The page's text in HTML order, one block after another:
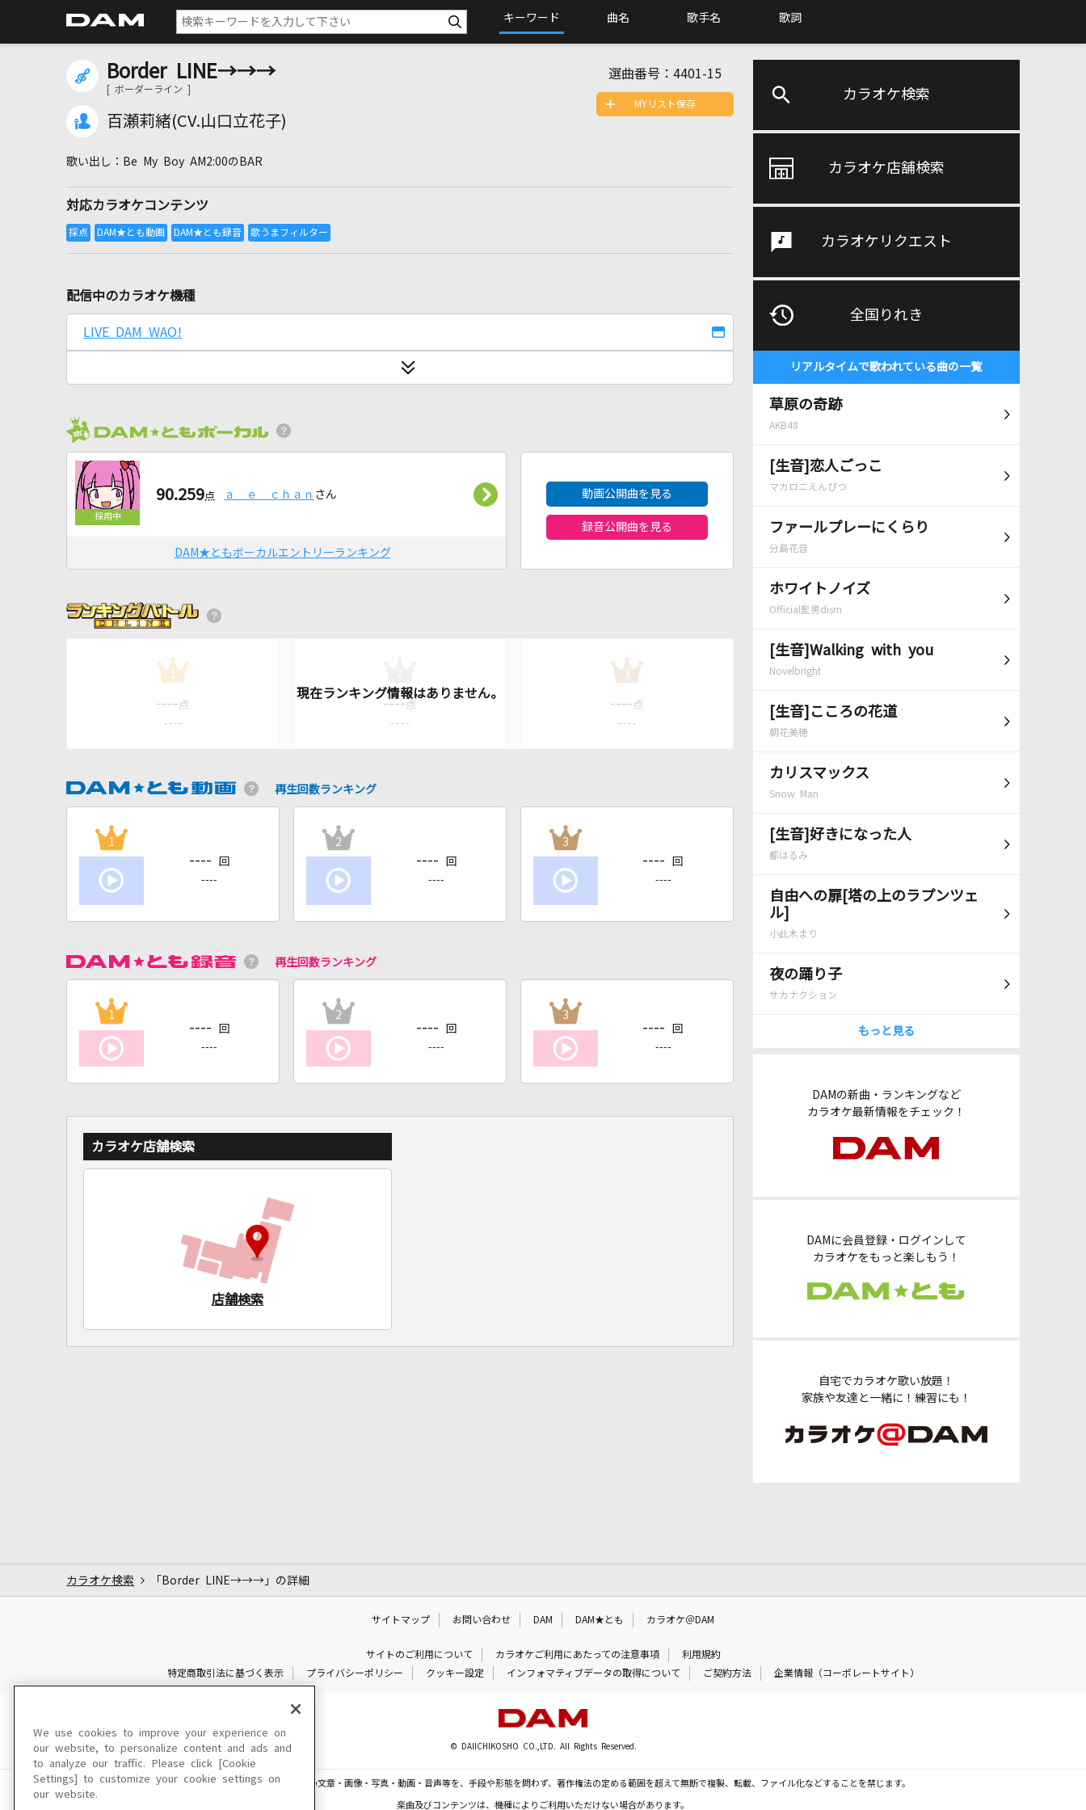
キーワード 曲名 歌手名 歌詞
カラオケ検索
カラオケ店舗検索
カラオケリクエスト
全国りれき
リアルタイムで歌われている曲の一覧
草原の奇跡
AKB48
[生音]恋人ごっこ
マカロニえんぴつ
ファールプレーにくらり
分島花音
ホワイトノイズ
Official髭男dism
[生音]Walking with you
Novelbright
[生音]こころの花道
朝花美穂
カリスマックス
Snow Man
[生音]好きになった人
都はるみ
自由への扉[塔の上のラプンツェ
ル]
小此木まり
夜の踊り子
サカナクション
もっと見る
DAMの新曲・ランキングなど
カラオケ最新情報をチェック！
DAMに会員登録・ログインして
カラオケをもっと楽しもう！
自宅でカラオケ歌い放題！
家族や友達と一緒に！練習にも！
Border LINE→→→
[ ボーダーライン ]
百瀬莉緒(CV.山口立花子)
選曲番号： 4401-15
Be My Boy AM2:00のBAR
対応カラオケコンテンツ
MYリスト保存
配信中のカラオケ機種
LIVE DAM WAO!
90.259点 ａ＿ｅ＿ｃｈａｎ さん
DAM★ともボーカルエントリーランキング
動画公開曲を見る
録音公開曲を見る
1
---- 点
----
---- 点
----
3
---- 点
----
再生回数ランキング
1
---- 回
----
2
---- 回
----
3
---- 回
----
再生回数ランキング
1
---- 回
----
2
---- 回
----
3
---- 回
----
カラオケ店舗検索
店舗検索
カラオケ検索 「Border LINE→→→」の詳細
サイトマップ お問い合わせ DAM DAM★とも カラオケ＠DAM
サイトのご利用について カラオケご利用にあたっての注意事項
利用規約
特定商取引法に基づく表示
プライバシーポリシー クッキー設定 インフォマティブデータの取得について ご契約方法 企業情報（コーポレートサイト）
© DAIICHIKOSHO CO.,LTD. All Rights Reserved.
このサイトに掲載されている一切の文章・画像・写真・動画・音声等を、手段や形態を問わず、著作権法の定める範囲を超えて無断で複製、転載、ファイル化などすることを禁じます。
楽曲及びコンテンツは、機種によりご利用いただけない場合があります。
We use cookies to improve your experience on
our website, to personalize content and ads and
to analyze our traffic. Please click [Cookie
Settings] to customize your cookie settings on
our website.